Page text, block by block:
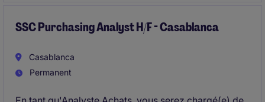
SSC Purchasing Analyst H/F - Casablanca
Casablanca
Permanent